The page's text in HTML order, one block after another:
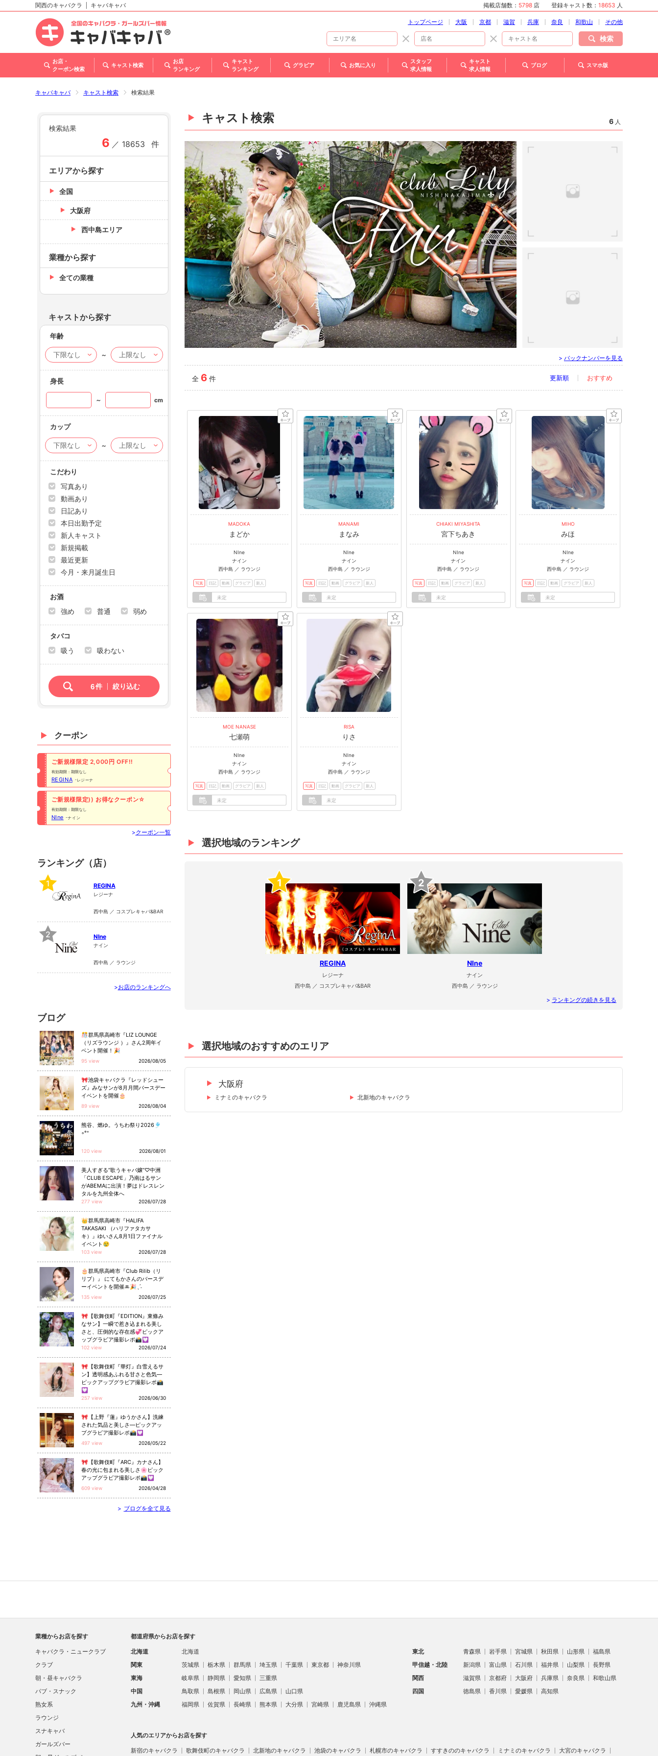
北海道
東北
甲信越・北陸
関西
関西のキャバクラ キャバキャバ 掲載店舗数： 5798 店 登録キャスト数： 18653 人
トップページ 大阪 京都 滋賀 兵庫 奈良 和歌山 その他
検索
お店・
クーポン検索
キャスト検索
お店
ランキング
キャスト
ランキング
グラビア お気に入り
スタッフ
求人情報
キャスト
求人情報
ブログ スマホ版
キャバキャバ キャスト検索 検索結果
キャスト検索 6 人
ふう（31）- FUU
> バックナンバーを見る
全 6 件 更新順 おすすめ
MADOKA
まどか
NIne
ナイン
西中島 ／ ラウンジ
写真 日記 動画 グラビア 新人
未定
MANAMI
まなみ
NIne
ナイン
西中島 ／ ラウンジ
写真 日記 動画 グラビア 新人
未定
CHIAKI MIYASHITA
宮下ちあき
NIne
ナイン
西中島 ／ ラウンジ
写真 日記 動画 グラビア 新人
未定
MIHO
みほ
NIne
ナイン
西中島 ／ ラウンジ
写真 日記 動画 グラビア 新人
未定
MOE NANASE
七瀬萌
NIne
ナイン
西中島 ／ ラウンジ
写真 日記 動画 グラビア 新人
未定
RISA
りさ
NIne
ナイン
西中島 ／ ラウンジ
写真 日記 動画 グラビア 新人
未定
選択地域のランキング
1
REGINA
レジーナ
西中島 ／ コスプレキャバ&BAR
2
NIne
ナイン
西中島 ／ ラウンジ
> ランキングの続きを見る
選択地域のおすすめのエリア
大阪府
ミナミのキャバクラ 北新地のキャバクラ
検索結果
6 ／ 18653 件
エリアから探す
全国
大阪府
西中島エリア
業種から探す
全ての業種
キャストから探す
年齢
～
身長
～ cm
カップ
～
こだわり
写真あり
動画あり
日記あり
本日出勤予定
新人キャスト
新規掲載
最近更新
今月・来月誕生日
お酒
強め
普通 弱め
タバコ
吸う
吸わない
6件 絞り込む
クーポン
ご新規様限定 2,000円 OFF!!
有効期限：期限なし
REGINA レジーナ
ご新規様限定)) お得なクーポン☆
有効期限：期限なし
NIne ナイン
>クーポン一覧
ランキング（店）
1 REGINA
レジーナ
西中島 ／ コスプレキャバ&BAR
2 NIne
ナイン
西中島 ／ ラウンジ
>お店のランキングへ
ブログ
🎊群馬県高崎市『LIZ LOUNGE
（リズラウンジ ）』さん2周年イ
ベント開催！🎉
95 view 2026/08/05
🎀池袋キャバクラ『レッドシュー
ズ』みなサンが8月月間バースデー
イベントを開催🎂
89 view 2026/08/04
熊谷、燃ゆ。うちわ祭り2026🎐
◦°⁺
120 view 2026/08/01
美人すぎる“歌うキャバ嬢”♡中洲
「CLUB ESCAPE」乃南はるサン
がABEMAに出演！夢はドレスレン
タルを九州全体へ
277 view 2026/07/28
👑群馬県高崎市『HALIFA
TAKASAKI （ハリファタカサ
キ）』ゆいさん8月1日ファイナル
イベント😢
103 view 2026/07/28
🎂群馬県高崎市『Club Rilib（リ
リブ）』 にてもかさんのバースデ
ーイベントを開催ꔛ🎉ˎˊ˗
135 view 2026/07/25
🎀【歌舞伎町『EDITION』東條み
なサン】一瞬で惹き込まれる美し
さと、圧倒的な存在感💞ピックア
ップグラビア撮影レポ📸💟
102 view 2026/07/24
🎀【歌舞伎町『華灯』白雪えるサ
ン】透明感あふれる甘さと色気—
ピックアップグラビア撮影レポ📸
💟
257 view 2026/06/30
🎀【上野『蓮』ゆうかさん】洗練
された気品と美しさ—ピックアッ
プグラビア撮影レポ📸💟
497 view 2026/05/22
🎀【歌舞伎町『ARC』カナさん】
春の光に包まれる美しさ🌸ピック
アップグラビア撮影レポ📸💟
609 view 2026/04/28
> ブログを全て見る
業種からお店を探す
キャバクラ・ニュークラブ
クラブ
朝・昼キャバクラ
パブ・スナック
熟女系
ラウンジ
スナキャバ
ガールズバー
都道府県からお店を探す
北海道 北海道 東北 青森県 岩手県 宮城県 秋田県 山形県
福島県
関東
茨城県 栃木県 群馬県 埼玉県 千葉県 東京都 神奈川県 甲信越・北陸 新潟県 富山県 石川県 福井県 山梨県
長野県
東海
岐阜県 静岡県 愛知県 三重県 関西 滋賀県 京都府 大阪府 兵庫県 奈良県
和歌山県
中国
鳥取県 島根県 岡山県 広島県 山口県 四国 徳島県 香川県 愛媛県
高知県
九州・沖縄
福岡県 佐賀県 長崎県 熊本県 大分県 宮崎県 鹿児島県 沖縄県
人気のエリアからお店を探す
新宿のキャバクラ 歌舞伎町のキャバクラ 北新地のキャバクラ 池袋のキャバクラ 札幌市のキャバクラ すすきののキャバクラ ミナミのキャバクラ 大宮のキャバクラ